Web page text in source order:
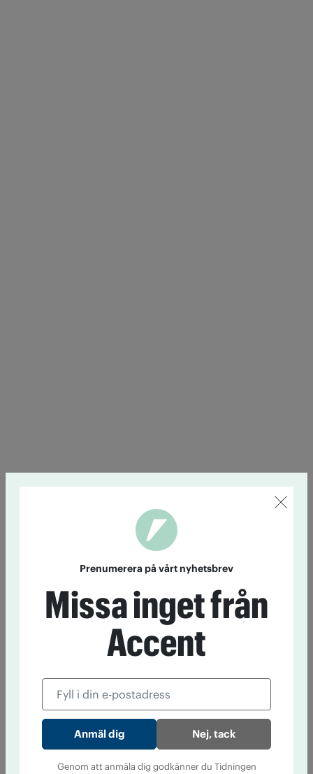
Prenumerera på vårt nyhetsbrev
Missa inget från
Accent
Nej, tack
Genom att anmäla dig godkänner du Tidningen